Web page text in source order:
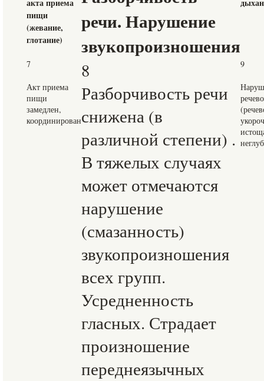
акта приема
пищи
(жевание,
глотание)
речи. Нарушение
звукопроизношения
7 8 9
Акт приема
пищи
замедлен,
координирован
Разборчивость речи
снижена (в
различной степени) .
В тяжелых случаях
может отмечаются
нарушение
(смазанность)
звукопроизношения
всех групп.
Усредненность
гласных. Страдает
произношение
переднеязычных